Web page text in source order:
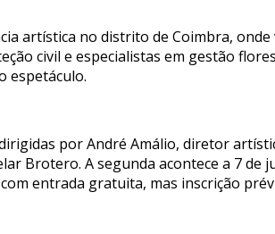
artística no distrito de Coimbra,
civil e especialistas em gestão
espetáculo.
por André Amálio, diretor
Brotero. A segunda acontece a 7 de
entrada gratuita, mas inscrição